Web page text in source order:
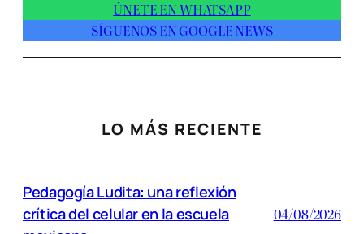
ÚNETE EN WHATSAPP
SÍGUENOS EN GOOGLE NEWS
LO MÁS RECIENTE
Pedagogía Ludita: una reflexión
crítica del celular en la escuela
04/08/2026